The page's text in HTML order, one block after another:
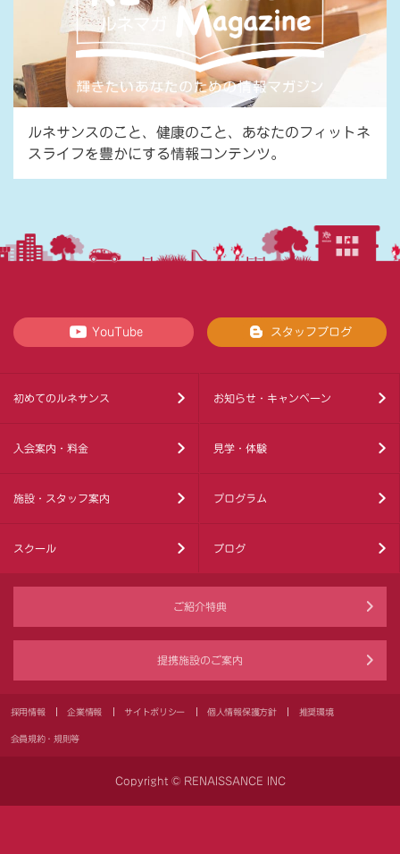
ルネサンスのこと、健康のこと、あなたのフィットネ
スライフを豊かにする情報コンテンツ。
YouTube スタッフブログ
初めてのルネサンス お知らせ・キャンペーン
入会案内・料金 見学・体験
施設・スタッフ案内 プログラム
スクール ブログ
ご紹介特典
提携施設のご案内
採用情報 企業情報 サイトポリシー 個人情報保護方針 推奨環境
会員規約・規則等
Copyright © RENAISSANCE INC